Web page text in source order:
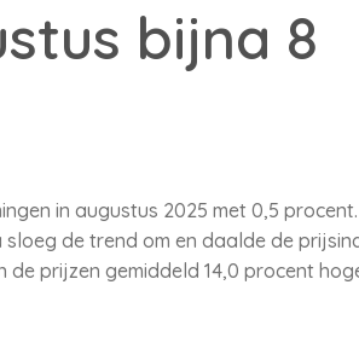
bijna 8
in augustus 2025 met 0,5
de trend om en daalde de
prijzen gemiddeld 14,0 procent